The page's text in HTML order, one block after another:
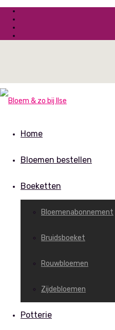
Home
Bloemen bestellen
Boeketten
Bloemenabonnement
Bruidsboeket
Rouwbloemen
Zijdebloemen
Potterie